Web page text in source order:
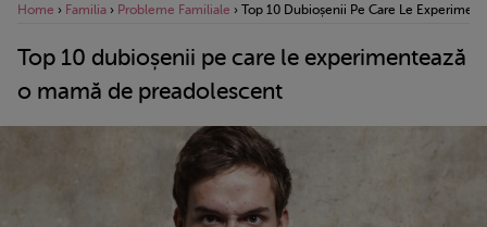
Home › Familia › Probleme Familiale › Top 10 Dubioșenii Pe Care Le
Top 10 dubioșenii pe care le experimentează
o mamă de preadolescent